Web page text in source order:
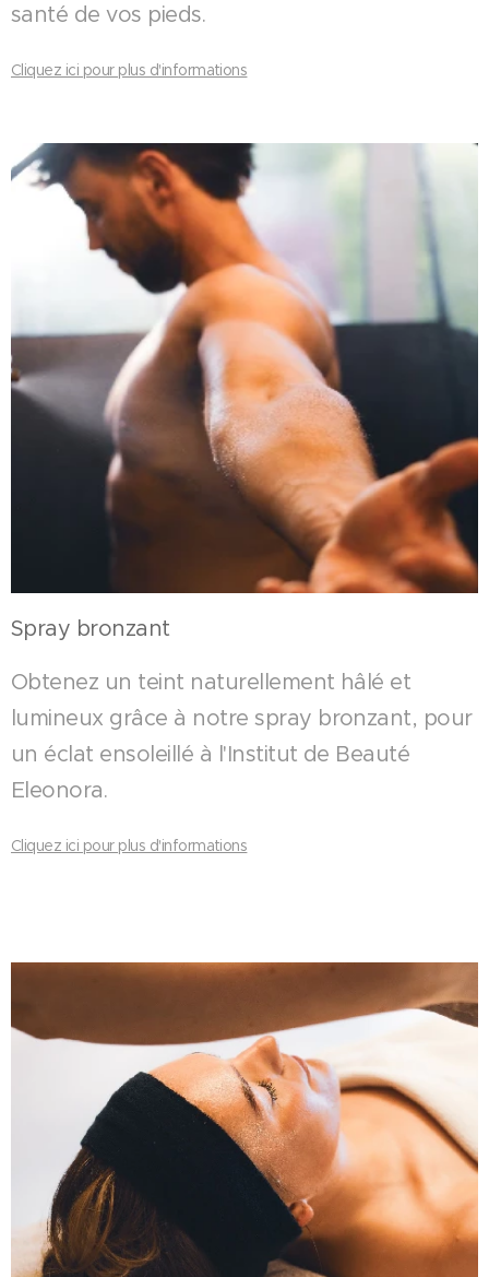
santé de vos pieds.
Cliquez ici pour plus d'informations
Spray bronzant
Obtenez un teint naturellement hâlé et
lumineux grâce à notre spray bronzant, pour
un éclat ensoleillé à l'Institut de Beauté
Eleonora.
Cliquez ici pour plus d'informations